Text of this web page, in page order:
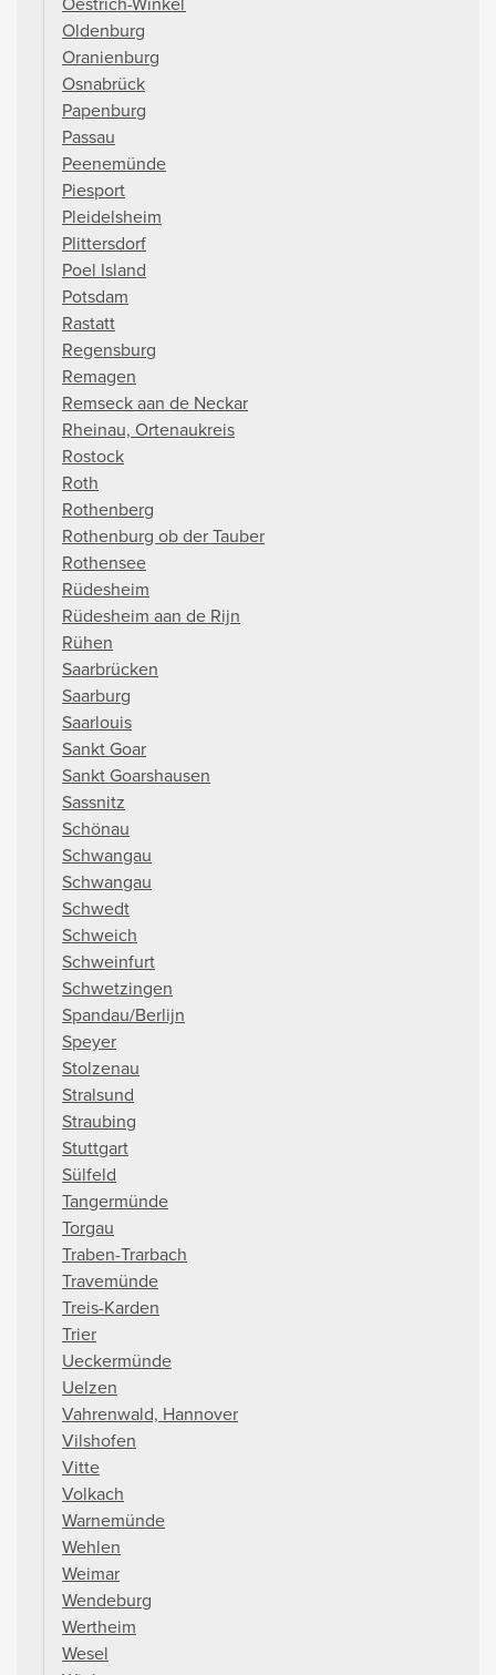
Oldenburg
Oranienburg
Osnabrück
Papenburg
Passau
Peenemünde
Piesport
Pleidelsheim
Plittersdorf
Poel Island
Potsdam
Rastatt
Regensburg
Remagen
Remseck aan de Neckar
Rheinau, Ortenaukreis
Rostock
Roth
Rothenberg
Rothenburg ob der Tauber
Rothensee
Rüdesheim
Rüdesheim aan de Rijn
Rühen
Saarbrücken
Saarburg
Saarlouis
Sankt Goar
Sankt Goarshausen
Sassnitz
Schönau
Schwangau
Schwangau
Schwedt
Schweich
Schweinfurt
Schwetzingen
Spandau/Berlijn
Speyer
Stolzenau
Stralsund
Straubing
Stuttgart
Sülfeld
Tangermünde
Torgau
Traben-Trarbach
Travemünde
Treis-Karden
Trier
Ueckermünde
Uelzen
Vahrenwald, Hannover
Vilshofen
Vitte
Volkach
Warnemünde
Wehlen
Weimar
Wendeburg
Wertheim
Wesel